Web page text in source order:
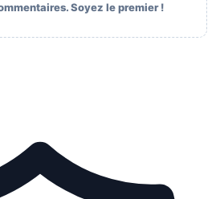
Soyez le premier !